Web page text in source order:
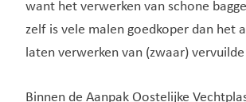
want het verwerken van schone
zelf is vele malen goedkoper dan het
laten verwerken van (zwaar) vervuilde
Binnen de Aanpak Oostelijke